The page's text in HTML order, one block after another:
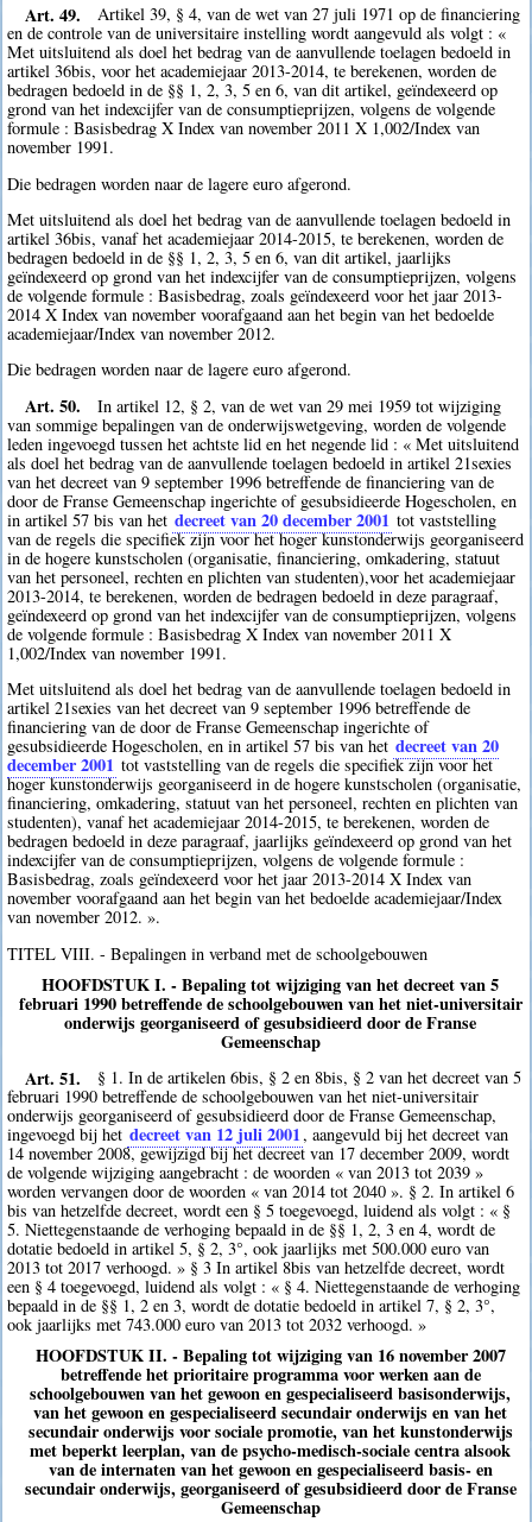
Art. 49.
Artikel 39, § 4, van de wet van 27 juli 1971 op de financiering
en de controle van de universitaire instelling wordt aangevuld als volgt : «
Met uitsluitend als doel het bedrag van de aanvullende toelagen bedoeld in
artikel 36bis, voor het academiejaar 2013-2014, te berekenen, worden de
bedragen bedoeld in de §§ 1, 2, 3, 5 en 6, van dit artikel, geïndexeerd op
grond van het indexcijfer van de consumptieprijzen, volgens de volgende
formule : Basisbedrag X Index van november 2011 X 1,002/Index van
november 1991.
Die bedragen worden naar de lagere euro afgerond.
Met uitsluitend als doel het bedrag van de aanvullende toelagen bedoeld in
artikel 36bis, vanaf het academiejaar 2014-2015, te berekenen, worden de
bedragen bedoeld in de §§ 1, 2, 3, 5 en 6, van dit artikel, jaarlijks
geïndexeerd op grond van het indexcijfer van de consumptieprijzen, volgens
de volgende formule : Basisbedrag, zoals geïndexeerd voor het jaar 2013-
2014 X Index van november voorafgaand aan het begin van het bedoelde
academiejaar/Index van november 2012.
Die bedragen worden naar de lagere euro afgerond.
Art. 50.
In artikel 12, § 2, van de wet van 29 mei 1959 tot wijziging
van sommige bepalingen van de onderwijswetgeving, worden de volgende
leden ingevoegd tussen het achtste lid en het negende lid : « Met uitsluitend
als doel het bedrag van de aanvullende toelagen bedoeld in artikel 21sexies
van het decreet van 9 september 1996 betreffende de financiering van de
door de Franse Gemeenschap ingerichte of gesubsidieerde Hogescholen, en
in artikel 57 bis van het decreet van 20 december 2001 tot vaststelling
van de regels die specifiek zijn voor het hoger kunstonderwijs georganiseerd
in de hogere kunstscholen (organisatie, financiering, omkadering, statuut
van het personeel, rechten en plichten van studenten),voor het academiejaar
2013-2014, te berekenen, worden de bedragen bedoeld in deze paragraaf,
geïndexeerd op grond van het indexcijfer van de consumptieprijzen, volgens
de volgende formule : Basisbedrag X Index van november 2011 X
1,002/Index van november 1991.
Met uitsluitend als doel het bedrag van de aanvullende toelagen bedoeld in
artikel 21sexies van het decreet van 9 september 1996 betreffende de
financiering van de door de Franse Gemeenschap ingerichte of
gesubsidieerde Hogescholen, en in artikel 57 bis van het decreet van 20
december 2001 tot vaststelling van de regels die specifiek zijn voor het
hoger kunstonderwijs georganiseerd in de hogere kunstscholen (organisatie,
financiering, omkadering, statuut van het personeel, rechten en plichten van
studenten), vanaf het academiejaar 2014-2015, te berekenen, worden de
bedragen bedoeld in deze paragraaf, jaarlijks geïndexeerd op grond van het
indexcijfer van de consumptieprijzen, volgens de volgende formule :
Basisbedrag, zoals geïndexeerd voor het jaar 2013-2014 X Index van
november voorafgaand aan het begin van het bedoelde academiejaar/Index
van november 2012. ».
TITEL VIII. - Bepalingen in verband met de schoolgebouwen
HOOFDSTUK I. - Bepaling tot wijziging van het decreet van 5
februari 1990 betreffende de schoolgebouwen van het niet-universitair
onderwijs georganiseerd of gesubsidieerd door de Franse
Gemeenschap
Art. 51.
§ 1. In de artikelen 6bis, § 2 en 8bis, § 2 van het decreet van 5
februari 1990 betreffende de schoolgebouwen van het niet-universitair
onderwijs georganiseerd of gesubsidieerd door de Franse Gemeenschap,
ingevoegd bij het decreet van 12 juli 2001, aangevuld bij het decreet van
14 november 2008, gewijzigd bij het decreet van 17 december 2009, wordt
de volgende wijziging aangebracht : de woorden « van 2013 tot 2039 »
worden vervangen door de woorden « van 2014 tot 2040 ». § 2. In artikel 6
bis van hetzelfde decreet, wordt een § 5 toegevoegd, luidend als volgt : « §
5. Niettegenstaande de verhoging bepaald in de §§ 1, 2, 3 en 4, wordt de
dotatie bedoeld in artikel 5, § 2, 3°, ook jaarlijks met 500.000 euro van
2013 tot 2017 verhoogd. » § 3 In artikel 8bis van hetzelfde decreet, wordt
een § 4 toegevoegd, luidend als volgt : « § 4. Niettegenstaande de verhoging
bepaald in de §§ 1, 2 en 3, wordt de dotatie bedoeld in artikel 7, § 2, 3°,
ook jaarlijks met 743.000 euro van 2013 tot 2032 verhoogd. »
HOOFDSTUK II. - Bepaling tot wijziging van 16 november 2007
betreffende het prioritaire programma voor werken aan de
schoolgebouwen van het gewoon en gespecialiseerd basisonderwijs,
van het gewoon en gespecialiseerd secundair onderwijs en van het
secundair onderwijs voor sociale promotie, van het kunstonderwijs
met beperkt leerplan, van de psycho-medisch-sociale centra alsook
van de internaten van het gewoon en gespecialiseerd basis- en
secundair onderwijs, georganiseerd of gesubsidieerd door de Franse
Gemeenschap